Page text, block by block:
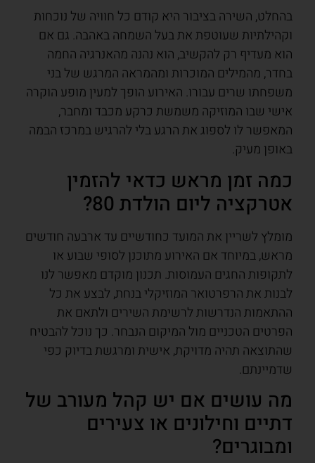
בהחלט, השירה בציבור היא קודם כל חוויה של נוכחות
וקהילתיות שעוטפת את בעל השמחה באהבה. גם אם
הוא מעדיף רק להקשיב, הוא נהנה מהאנרגיה החמה
בחדר, מהמילים המוכרות ומהמראה המרגש של בני
משפחתו שרים עבורו. האירוע הופך למעין מופע הוקרה
אישי שבו המוזיקה משמשת כרקע מכבד ומחבר,
המאפשר לו לספוג את הרגע בלי להרגיש במרכז הבמה
באופן מעיק.
כמה זמן מראש כדאי להזמין
אטרקציה ליום הולדת 80?
מומלץ לשריין את המועד כחודשיים עד ארבעה חודשים
מראש, במיוחד אם האירוע מתוכנן לסופי שבוע או
לתקופות החגים העמוסות. תכנון מוקדם מאפשר לנו
לבנות את הרפרטואר המוזיקלי בנחת, לבצע את כל
ההתאמות הנדרשות לרשימת השירים ולתאם את
הפרטים הטכניים מול המיקום הנבחר. כך נוכל להבטיח
שהתוצאה תהיה מדויקת, אישית ומרגשת בדיוק כפי
שדמיינתם.
מה עושים אם יש קהל מעורב של
דתיים וחילונים או צעירים
ומבוגרים?